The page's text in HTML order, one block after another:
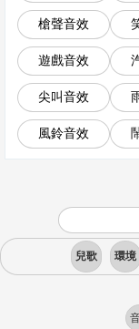
槍聲音效
遊戲音效
尖叫音效
風鈴音效
兒歌 環境